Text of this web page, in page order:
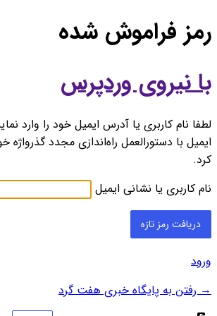
رمز فراموش شده
با نیروی وردپرس
لطفا نام کاربری یا آدرس ایمیل خود را وارد
ایمیل با دستورالعمل راه‌اندازی مجدد
کرد.
نام کاربری یا نشانی ایمیل
ورود
→ رفتن به پایگاه خبری هفت گرد